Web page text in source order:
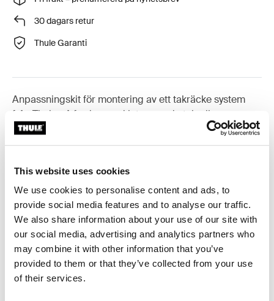
This website uses cookies
We use cookies to personalise content and ads, to
provide social media features and to analyse our traffic.
We also share information about your use of our site with
our social media, advertising and analytics partners who
may combine it with other information that you’ve
provided to them or that they’ve collected from your use
of their services.
30 dagars retur
Thule Garanti
Anpassningskit för montering av ett takräcke system
från Thule på fordon med integrerade takrelingar.
Toggle features
Alla funktioner
Toggle techspec
Tekniska specifikationer
Toggle guides and instructions
Instruktioner